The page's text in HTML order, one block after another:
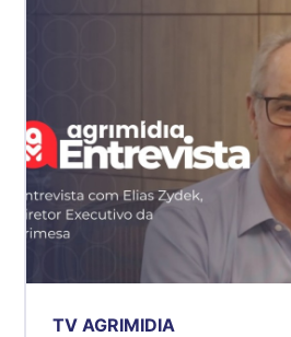
Suíno - Estadual
MG
R$ 5,07
kg
Suíno - Estadual
PR
TV AGRIMIDIA